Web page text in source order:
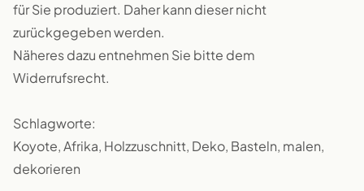
für Sie produziert. Daher kann dieser nicht
zurückgegeben werden.
Näheres dazu entnehmen Sie bitte dem
Widerrufsrecht.
Schlagworte:
Koyote, Afrika, Holzzuschnitt, Deko, Basteln, malen,
dekorieren